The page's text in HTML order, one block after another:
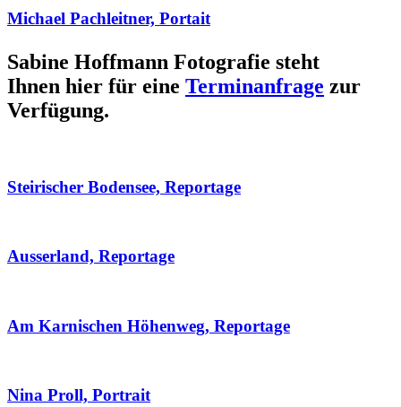
Michael Pachleitner, Portait
Sabine Hoffmann Fotografie steht
Ihnen hier für eine Terminanfrage zur
Verfügung.
Steirischer Bodensee, Reportage
Ausserland, Reportage
Am Karnischen Höhenweg, Reportage
Nina Proll, Portrait